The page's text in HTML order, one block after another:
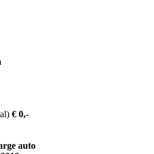
€ 0,-
auto